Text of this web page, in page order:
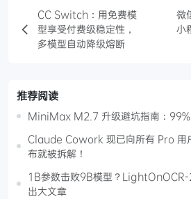
CC Switch：用免费模
型享受付费级稳定性，
多模型自动降级熔断
微
小
推荐阅读
MiniMax M2.7 升级避坑指南：99%
Claude Cowork 现已向所有 Pro 用
布就被拆解！
1B参数击败9B模型？
出大文章